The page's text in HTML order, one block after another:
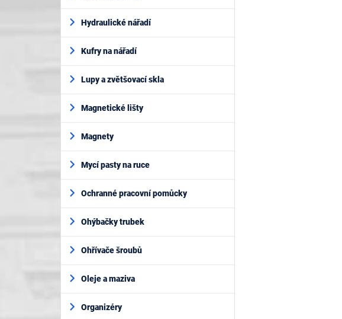
Hydraulické nářadí
Kufry na nářadí
Lupy a zvětšovací skla
Magnetické lišty
Magnety
Mycí pasty na ruce
Ochranné pracovní pomůcky
Ohýbačky trubek
Ohřívače šroubů
Oleje a maziva
Organizéry